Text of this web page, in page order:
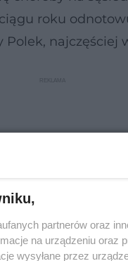
roku
Polek,
partnerów oraz
na urządzeniu oraz
wysyłane przez